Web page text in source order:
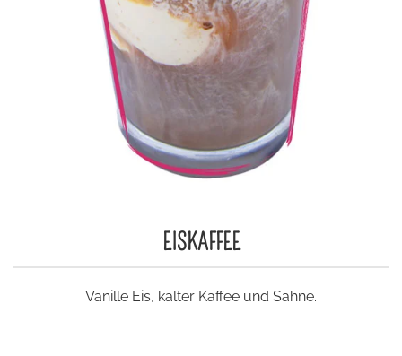
EISKAFFEE
Vanille Eis, kalter Kaffee und Sahne.